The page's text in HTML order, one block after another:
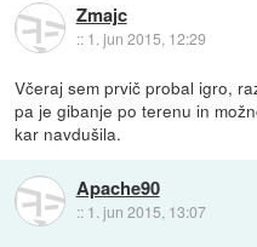
Zmajc
:: 1. jun 2015, 12:29
Včeraj sem prvič probal igro,
pa je gibanje po terenu in
kar navdušila.
Apache90
:: 1. jun 2015, 13:07